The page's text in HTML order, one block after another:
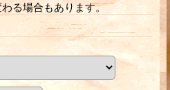
る場合もあります。